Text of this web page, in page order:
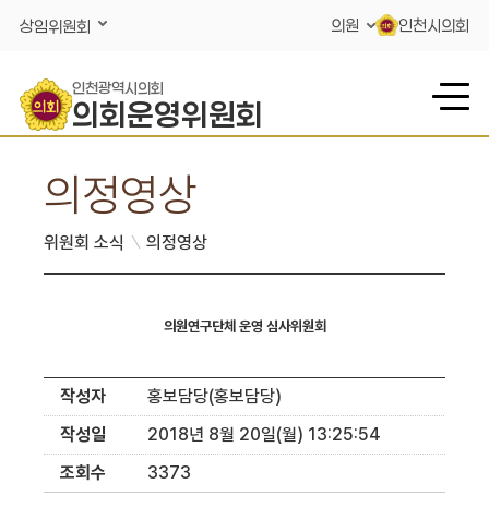
상임위원회 의원 인천시의회
인천광역시의회
의회운영위원회
의정영상
위원회 소식 의정영상
의원연구단체 운영 심사위원회
작성자
홍보담당(홍보담당)
작성일
2018년 8월 20일(월) 13:25:54
조회수
3373